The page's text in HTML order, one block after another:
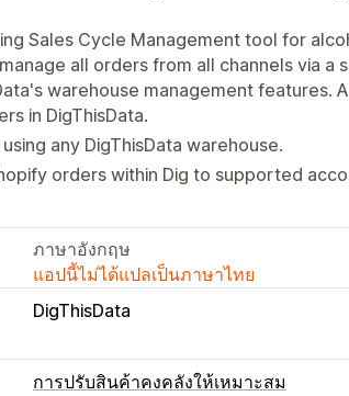
Sales Cycle Management tool for
all orders from all channels via
warehouse management features.
in DigThisData.
any DigThisData warehouse.
orders within Dig to supported
ภาษาอังกฤษ
แอปนี้ไม่ได้แปลเป็นภาษาไทย
DigThisData
การปรับสินค้าคงคลังให้เหมาะสม